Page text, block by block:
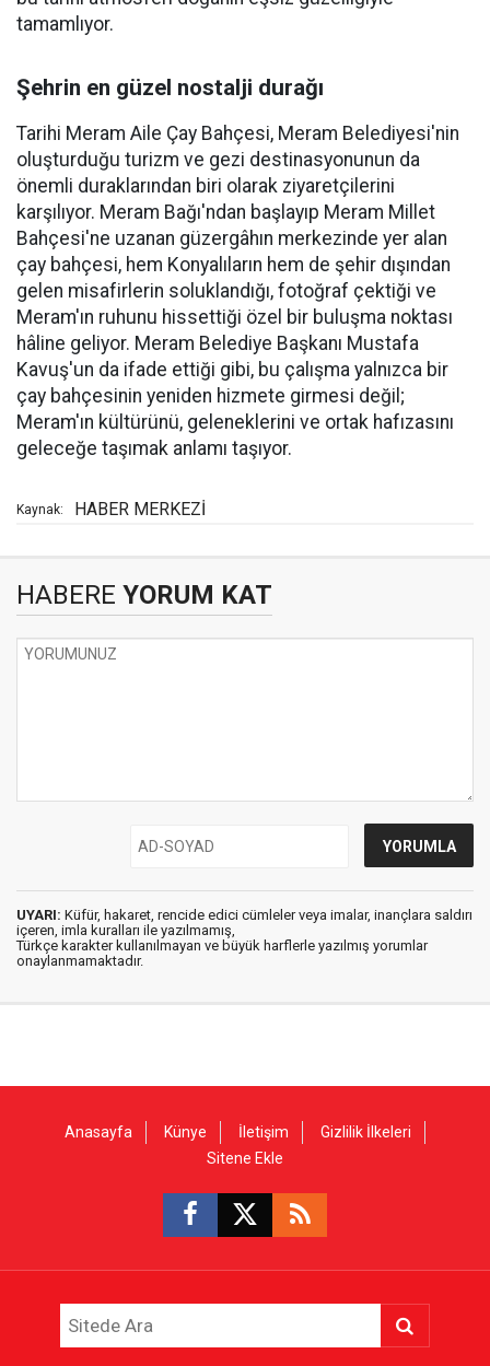
tamamlıyor.
Şehrin en güzel nostalji durağı
Tarihi Meram Aile Çay Bahçesi, Meram Belediyesi'nin
oluşturduğu turizm ve gezi destinasyonunun da
önemli duraklarından biri olarak ziyaretçilerini
karşılıyor. Meram Bağı'ndan başlayıp Meram Millet
Bahçesi'ne uzanan güzergâhın merkezinde yer alan
çay bahçesi, hem Konyalıların hem de şehir dışından
gelen misafirlerin soluklandığı, fotoğraf çektiği ve
Meram'ın ruhunu hissettiği özel bir buluşma noktası
hâline geliyor. Meram Belediye Başkanı Mustafa
Kavuş'un da ifade ettiği gibi, bu çalışma yalnızca bir
çay bahçesinin yeniden hizmete girmesi değil;
Meram'ın kültürünü, geleneklerini ve ortak hafızasını
geleceğe taşımak anlamı taşıyor.
Kaynak: HABER MERKEZİ
HABERE YORUM KAT
UYARI: Küfür, hakaret, rencide edici cümleler veya imalar, inançlara saldırı
içeren, imla kuralları ile yazılmamış,
Türkçe karakter kullanılmayan ve büyük harflerle yazılmış yorumlar
onaylanmamaktadır.
Anasayfa Künye İletişim
Gizlilik İlkeleri
Sitene Ekle